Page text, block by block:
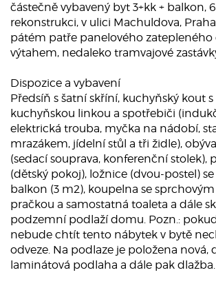
částečně vybavený byt 3+kk + balkon,
rekonstrukci, v ulici Machuldova,
pátém patře panelového zatepleného
výtahem, nedaleko tramvajové
Dispozice a vybavení
Předsíň s šatní skříní, kuchyňský kout
kuchyňskou linkou a spotřebiči
elektrická trouba, myčka na nádobí,
mrazákem, jídelní stůl a tři židle),
(sedací souprava, konferenční stolek),
(dětský pokoj), ložnice (dvou-postel)
balkon (3 m2), koupelna se
pračkou a samostatná toaleta a dále
podzemní podlaží domu. Pozn.:
nebude chtít tento nábytek v bytě
odveze. Na podlaze je položena nová,
laminátová podlaha a dále pak dlažba.